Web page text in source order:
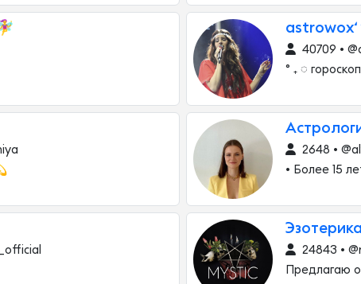
astrowox‘
40709 •
° ₊ ◌
2648 •
• Более 15
24843 •
Предлагаю